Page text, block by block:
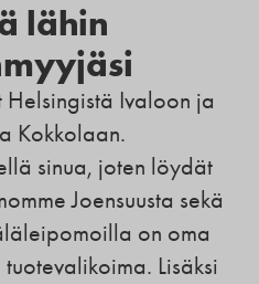
lähin
Helsingistä Ivaloon ja
Kokkolaan.
sinua, joten löydät
Joensuusta sekä
on oma
Lisäksi